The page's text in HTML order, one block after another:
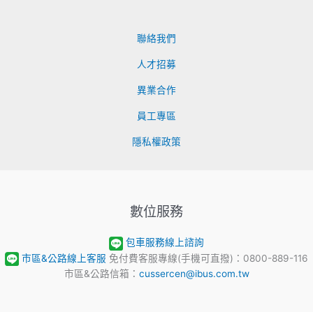
聯絡我們
人才招募
異業合作
員工專區
隱私權政策
數位服務
包車服務線上諮詢
市區&公路線上客服 免付費客服專線(手機可直撥)：0800-889-116
市區&公路信箱： cussercen@ibus.com.tw